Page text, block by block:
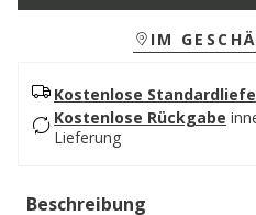
IM
Kostenlose
Kostenlose Rückgabe
Lieferung
Beschreibung